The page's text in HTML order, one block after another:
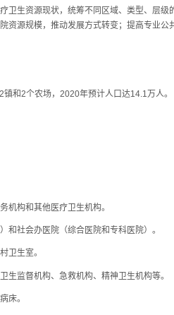
生资源现状，统筹不同区域、类型、层级
源规模，推动发展方式转变；提高专业公
2个农场，2020年预计人口达14.1万人。
构和其他医疗卫生机构。
社会办医院（综合医院和专科医院）。
卫生室。
监督机构、急救机构、精神卫生机构等。
床。